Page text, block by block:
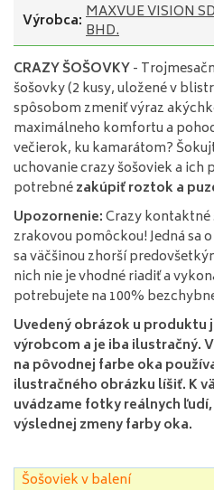
Výrobca: MAXVUE VISION
BHD.
CRAZY ŠOŠOVKY-
šošovky (2 kusy, uložené v
spôsobom zmeniť výraz
maximálneho komfortu a
večierok, ku kamarátom?
uchovanie crazy šošoviek a ich
potrebnézakúpiť roztok a
Upozornenie:Crazy kontaktné
zrakovou pomôckou! Jedná sa
sa väčšinou zhorší
nich nie je vhodné riadiť a
potrebujete na 100%
Uvedený obrázok u produktu
výrobcom a je iba ilustračný.
na pôvodnej farbe oka
ilustračného obrázku líšiť. K
uvádzame fotky reálnych
výslednej zmeny farby oka.
Šošoviek v balení